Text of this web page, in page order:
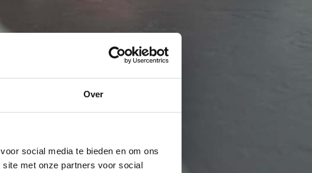
Over
social media te bieden en om ons
met onze partners voor social